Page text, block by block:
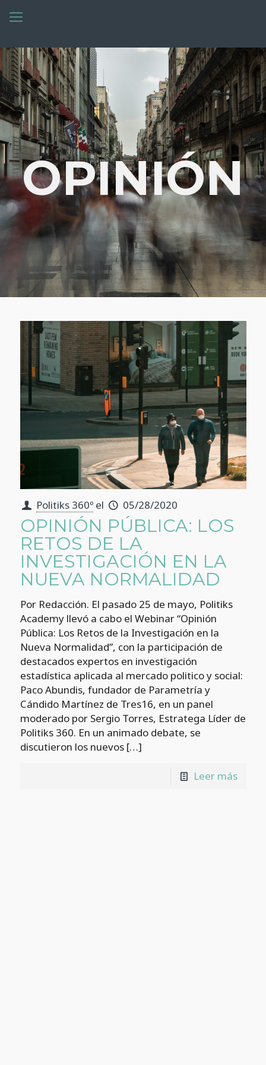
OPINIÓN
Politiks 360º el 05/28/2020
OPINIÓN PÚBLICA: LOS
RETOS DE LA
INVESTIGACIÓN EN LA
NUEVA NORMALIDAD
Por Redacción. El pasado 25 de mayo, Politiks
Academy llevó a cabo el Webinar “Opinión
Pública: Los Retos de la Investigación en la
Nueva Normalidad”, con la participación de
destacados expertos en investigación
estadística aplicada al mercado politico y social:
Paco Abundis, fundador de Parametría y
Cándido Martínez de Tres16, en un panel
moderado por Sergio Torres, Estratega Líder de
Politiks 360. En un animado debate, se
discutieron los nuevos[…]
Leer más